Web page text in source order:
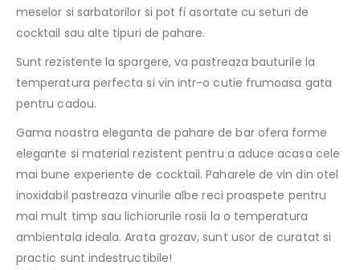
meselor si sarbatorilor si pot fi asortate cu seturi de
cocktail sau alte tipuri de pahare.
Sunt rezistente la spargere, va pastreaza bauturile la
temperatura perfecta si vin intr-o cutie frumoasa gata
pentru cadou.
Gama noastra eleganta de pahare de bar ofera forme
elegante si material rezistent pentru a aduce acasa cele
mai bune experiente de cocktail. Paharele de vin din otel
inoxidabil pastreaza vinurile albe reci proaspete pentru
mai mult timp sau lichiorurile rosii la o temperatura
ambientala ideala. Arata grozav, sunt usor de curatat si
practic sunt indestructibile!